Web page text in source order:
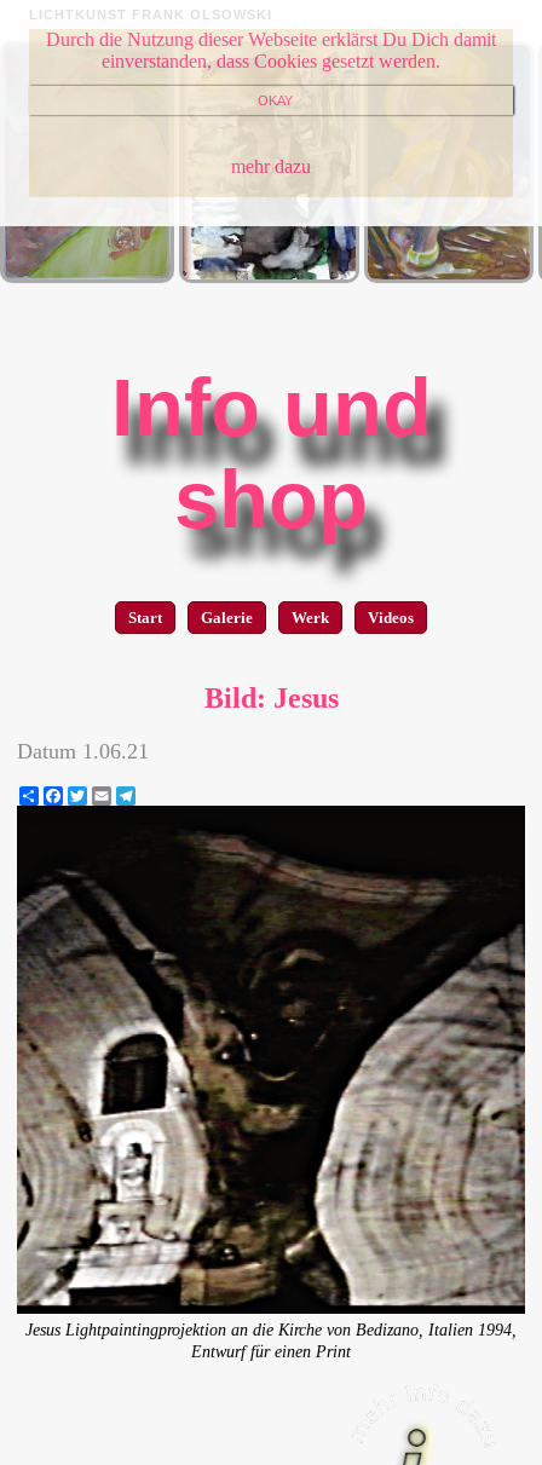
Durch die Nutzung dieser Webseite erklärst Du Dich damit
einverstanden, dass Cookies gesetzt werden.
OKAY
mehr dazu
LICHTKUNST FRANK OLSOWSKI
Info und
shop
Start Galerie Werk Videos
Bild: Jesus
Datum 1.06.21
ShareFacebook
Twitter
Email
Jesus Lightpaintingprojektion an die Kirche von Bedizano, Italien 1994,
Entwurf für einen Print